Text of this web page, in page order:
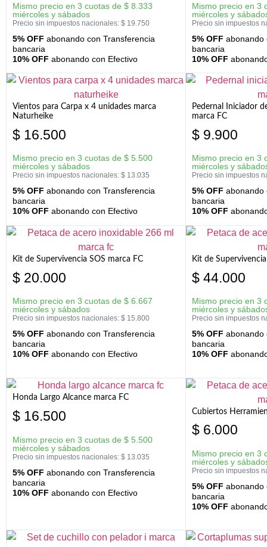
Mismo precio en 3 cuotas de $ 8.333
miércoles y sábados
Precio sin impuestos nacionales: $ 19.750
5% OFF abonando con Transferencia
bancaria
10% OFF abonando con Efectivo
Mismo precio en 3
miércoles y
Precio sin impuestos
5% OFF abonando
bancaria
10% OFF
Vientos para Carpa x 4 unidades marca
Naturheike
$ 16.500
Mismo precio en 3 cuotas de $ 5.500
miércoles y sábados
Precio sin impuestos nacionales: $ 13.035
5% OFF abonando con Transferencia
bancaria
10% OFF abonando con Efectivo
Pedernal Iniciador
marca FC
$ 9.900
Mismo precio en 3
miércoles y
Precio sin impuestos
5% OFF abonando
bancaria
10% OFF
Kit de Supervivencia SOS marca FC
$ 20.000
Mismo precio en 3 cuotas de $ 6.667
miércoles y sábados
Precio sin impuestos nacionales: $ 15.800
5% OFF abonando con Transferencia
bancaria
10% OFF abonando con Efectivo
Kit de
$ 44.000
Mismo precio en 3
miércoles y
Precio sin impuestos
5% OFF abonando
bancaria
10% OFF
Honda Largo Alcance marca FC
$ 16.500
Mismo precio en 3 cuotas de $ 5.500
miércoles y sábados
Precio sin impuestos nacionales: $ 13.035
5% OFF abonando con Transferencia
bancaria
10% OFF abonando con Efectivo
Cubiertos
$ 6.000
Mismo precio en 3
miércoles y
Precio sin impuestos
5% OFF abonando
bancaria
10% OFF